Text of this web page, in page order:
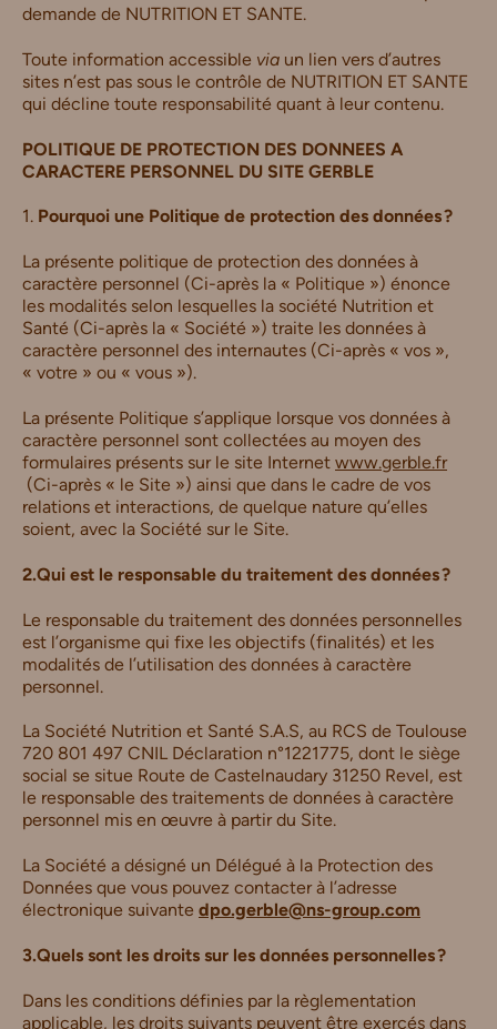
demande de NUTRITION ET SANTE.
Toute information accessible via un lien vers d’autres
sites n’est pas sous le contrôle de NUTRITION ET SANTE
qui décline toute responsabilité quant à leur contenu.
POLITIQUE DE PROTECTION DES DONNEES A
CARACTERE PERSONNEL DU SITE GERBLE
1. Pourquoi une Politique de protection des données ?
La présente politique de protection des données à
caractère personnel (Ci-après la « Politique ») énonce
les modalités selon lesquelles la société Nutrition et
Santé (Ci-après la « Société ») traite les données à
caractère personnel des internautes (Ci-après « vos »,
« votre » ou « vous »).
La présente Politique s’applique lorsque vos données à
caractère personnel sont collectées au moyen des
formulaires présents sur le site Internet www.gerble.fr
(Ci-après « le Site ») ainsi que dans le cadre de vos
relations et interactions, de quelque nature qu’elles
soient, avec la Société sur le Site.
2.Qui est le responsable du traitement des données ?
Le responsable du traitement des données personnelles
est l’organisme qui fixe les objectifs (finalités) et les
modalités de l’utilisation des données à caractère
personnel.
La Société Nutrition et Santé S.A.S, au RCS de Toulouse
720 801 497 CNIL Déclaration n°1221775, dont le siège
social se situe Route de Castelnaudary 31250 Revel, est
le responsable des traitements de données à caractère
personnel mis en œuvre à partir du Site.
La Société a désigné un Délégué à la Protection des
Données que vous pouvez contacter à l’adresse
électronique suivante dpo.gerble@ns-group.com
3.Quels sont les droits sur les données personnelles ?
Dans les conditions définies par la règlementation
applicable, les droits suivants peuvent être exercés dans